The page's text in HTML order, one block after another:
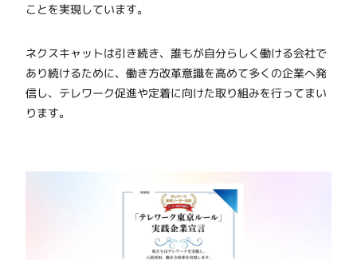
ことを実現しています。
ネクスキャットは引き続き、誰もが自分らしく働ける会社で
あり続けるために、働き方改革意識を高めて多くの企業へ発
信し、テレワーク促進や定着に向けた取り組みを行ってまい
ります。